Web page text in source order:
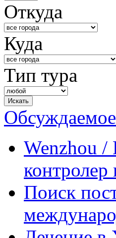
Откуда
Куда
Тип тура
Wenzhou /
контролер
Поиск